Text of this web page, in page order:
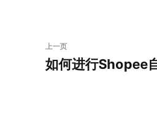
上一页
如何进行Shopee